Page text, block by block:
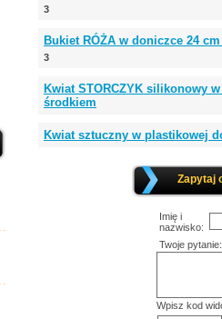
3
Bukiet RÓŻA w doniczce 24
3
Kwiat STORCZYK silikonowy
środkiem
Kwiat sztuczny w plastikowej
Zapytaj
Imię i
nazwisko:
Twoje pytanie:
Wpisz kod